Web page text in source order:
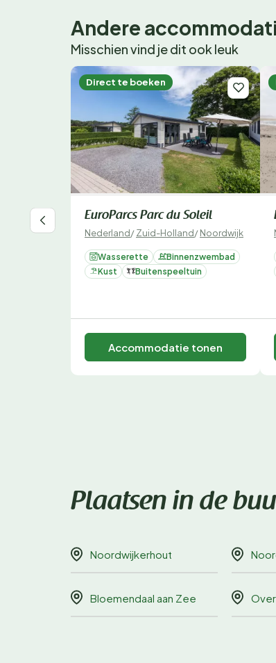
Andere
Misschien vind je dit ook leuk
Direct te boeken
EuroParcs Parc du Soleil
Nederland/Zuid-Holland/Noordwijk
Wasserette
Binnenzwembad
Kust
Buitenspeeltuin
Accommodatie tonen
Plaatsen in de
Noordwijkerhout
Bloemendaal aan Zee